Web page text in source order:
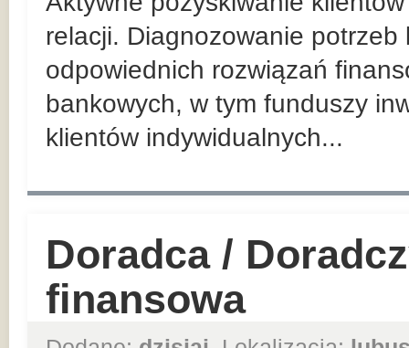
relacji. Diagnozowanie
odpowiednich rozwiązań
bankowych, w tym funduszy
klientów indywidualnych...
Doradca /
finansowa